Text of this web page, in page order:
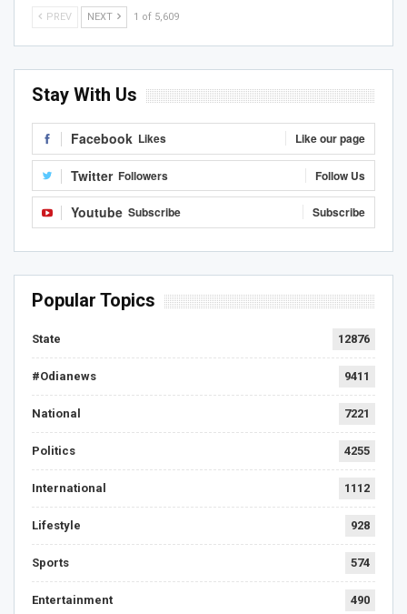
PREV NEXT 1 of 5,609
Stay With Us
Facebook Likes Like our page
Twitter Followers Follow Us
Youtube Subscribe Subscribe
Popular Topics
State 12876
#Odianews 9411
National 7221
Politics 4255
International 1112
Lifestyle 928
Sports 574
Entertainment 490